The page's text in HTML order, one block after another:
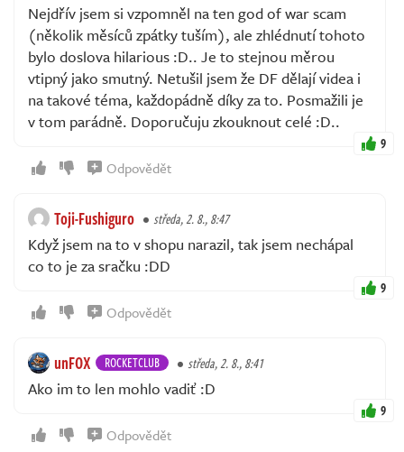
Nejdřív jsem si vzpomněl na ten god of war scam
(několik měsíců zpátky tuším), ale zhlédnutí tohoto
bylo doslova hilarious :D.. Je to stejnou měrou
vtipný jako smutný. Netušil jsem že DF dělají videa i
na takové téma, každopádně díky za to. Posmažili je
v tom parádně. Doporučuju zkouknout celé :D..
9
Odpovědět
Toji-Fushiguro středa, 2. 8., 8:47
Když jsem na to v shopu narazil, tak jsem nechápal
co to je za sračku :DD
9
Odpovědět
unFOX ROCKETCLUB středa, 2. 8., 8:41
Ako im to len mohlo vadiť :D
9
Odpovědět